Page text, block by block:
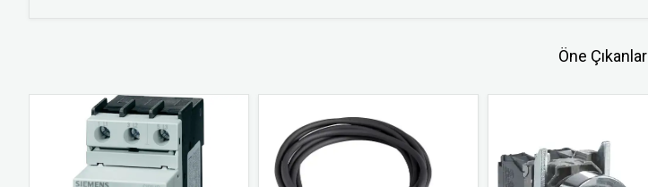
Öne Çıkanlar